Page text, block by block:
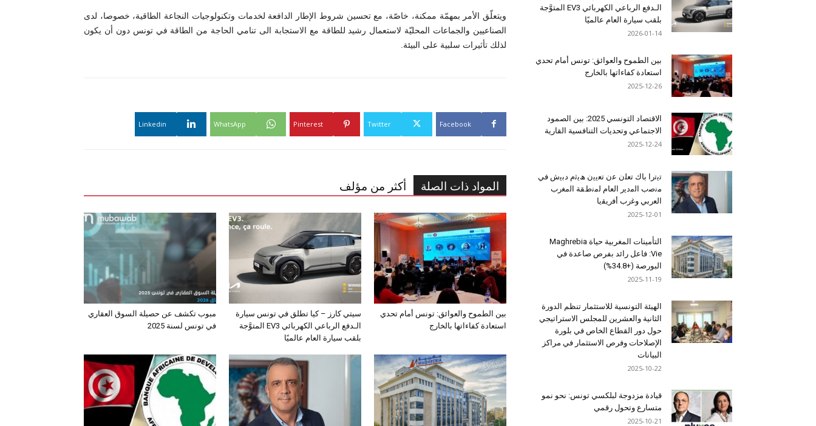
ويتعلّق الأمر بمهمّة ممكنة، خاصّة، مع تحسين شروط الإطار الدافعة لخدمات وتكنولوجيات النجاعة الطاقية، خصوصا، لدى
الصناعيين والجماعات المحليّة لاستعمال رشيد للطاقة مع الاستجابة الى تنامي الحاجة من الطاقة في تونس دون أن يكون
لذلك تأثيرات سلبية على البيئة.
Facebook
Twitter
Pinterest
WhatsApp
Linkedin
المواد ذات الصلة أكثر من مؤلف
مبوب تكشف عن حصيلة السوق العقاري
في تونس لسنة 2025
سيتي كارز – كيا تطلق في تونس سيارة
الـدفع الرباعي الكهربائي EV3 المتوَّجة
بلقب سيارة العام عالميًا
بين الطموح والعوائق: تونس أمام تحدي
استعادة كفاءاتها بالخارج
الـدفع الرباعي الكهربائي EV3 المتوَّجة
بلقب سيارة العام عالميًا
2026-01-14
بين الطموح والعوائق: تونس أمام تحدي
استعادة كفاءاتها بالخارج
2025-12-26
الاقتصاد التونسي 2025: بين الصمود
الاجتماعي وتحديات التنافسية القارية
2025-12-24
ﺗﯾﺗرا ﺑﺎك ﺗﻌﻠن ﻋن ﺗﻌﯾﯾن ھﯾﺛم دﺑﯾش ﻓﻲ
ﻣﻧﺻب اﻟﻣدﯾر اﻟﻌﺎم ﻟﻣﻧطﻘﺔ اﻟﻣﻐرب
اﻟﻌرﺑﻲ وﻏرب أﻓرﯾﻘﯾﺎ
2025-12-01
التأمينات المغربية حياة Maghrebia
Vie: فاعل رائد بفرص صاعدة في
البورصة (+34.8%)
2025-11-19
الهيئة التونسية للاستثمار تنظم الدورة
الثانية والعشرين للمجلس الاستراتيجي
حول دور القطاع الخاص في بلورة
الإصلاحات وفرص الاستثمار في مراكز
البيانات
2025-10-22
قيادة مزدوجة لبلكسي تونس: نحو نمو
متسارع وتحول رقمي
2025-10-21